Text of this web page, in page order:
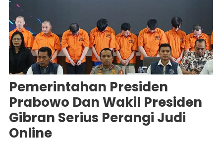
Pemerintahan Presiden
Prabowo Dan Wakil Presiden
Gibran Serius Perangi Judi
Online